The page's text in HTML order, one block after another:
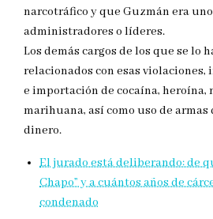
narcotráfico y que Guzmán era
administradores o líderes.
Los demás cargos de los que se lo
relacionados con esas
e importación de cocaína, heroína,
marihuana, así como uso de armas
dinero.
El jurado está deliberando: de
Chapo” y a cuántos años de
condenado